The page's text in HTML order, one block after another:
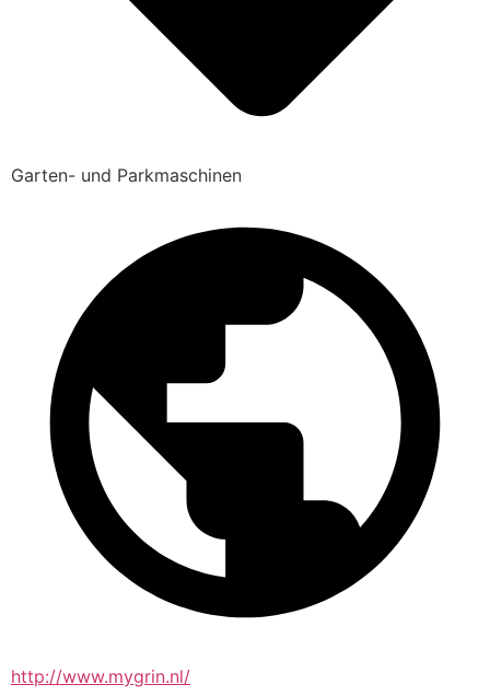
Garten- und Parkmaschinen
http://www.mygrin.nl/